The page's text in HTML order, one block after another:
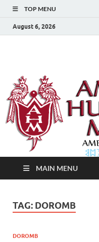
TOP MENU
August 6, 2026
Múzeum
MAIN MENU
TAG: DOROMB
DOROMB